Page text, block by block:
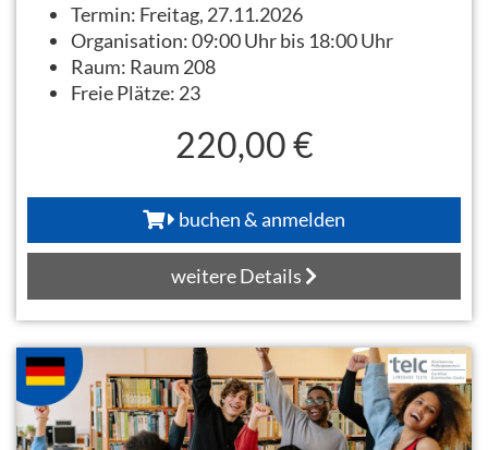
Termin: Freitag, 27.11.2026
Organisation:09:00 Uhr bis 18:00 Uhr
Raum: Raum 208
Freie Plätze: 23
220,00 €
buchen & anmelden
weitere Details